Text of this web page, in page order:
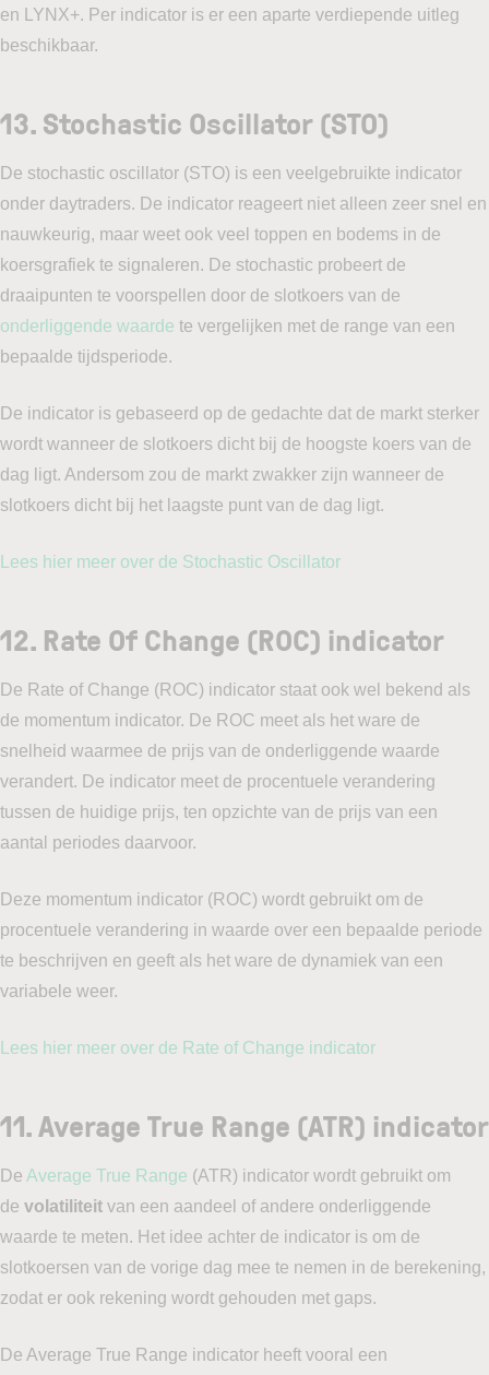
en LYNX+. Per indicator is er een aparte verdiepende uitleg
beschikbaar.
13. Stochastic Oscillator (STO)
De stochastic oscillator (STO) is een veelgebruikte indicator
onder daytraders. De indicator reageert niet alleen zeer snel en
nauwkeurig, maar weet ook veel toppen en bodems in de
koersgrafiek te signaleren. De stochastic probeert de
draaipunten te voorspellen door de slotkoers van de
onderliggende waarde te vergelijken met de range van een
bepaalde tijdsperiode.
De indicator is gebaseerd op de gedachte dat de markt sterker
wordt wanneer de slotkoers dicht bij de hoogste koers van de
dag ligt. Andersom zou de markt zwakker zijn wanneer de
slotkoers dicht bij het laagste punt van de dag ligt.
Lees hier meer over de Stochastic Oscillator
12. Rate Of Change (ROC) indicator
De Rate of Change (ROC) indicator staat ook wel bekend als
de momentum indicator. De ROC meet als het ware de
snelheid waarmee de prijs van de onderliggende waarde
verandert. De indicator meet de procentuele verandering
tussen de huidige prijs, ten opzichte van de prijs van een
aantal periodes daarvoor.
Deze momentum indicator (ROC) wordt gebruikt om de
procentuele verandering in waarde over een bepaalde periode
te beschrijven en geeft als het ware de dynamiek van een
variabele weer.
Lees hier meer over de Rate of Change indicator
11. Average True Range (ATR) indicator
De Average True Range (ATR) indicator wordt gebruikt om
de volatiliteit van een aandeel of andere onderliggende
waarde te meten. Het idee achter de indicator is om de
slotkoersen van de vorige dag mee te nemen in de berekening,
zodat er ook rekening wordt gehouden met gaps.
De Average True Range indicator heeft vooral een